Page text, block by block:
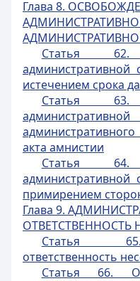
Глава 8.
Статья
административной
истечением срока
Статья
акта амнистии
Статья
административной
примирением
Глава 9.
Статья 65.
ответственность
Статья 66.